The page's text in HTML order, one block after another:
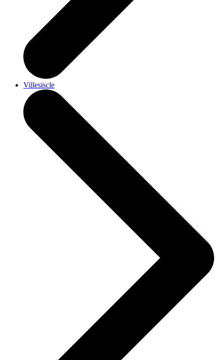
Villesiscle